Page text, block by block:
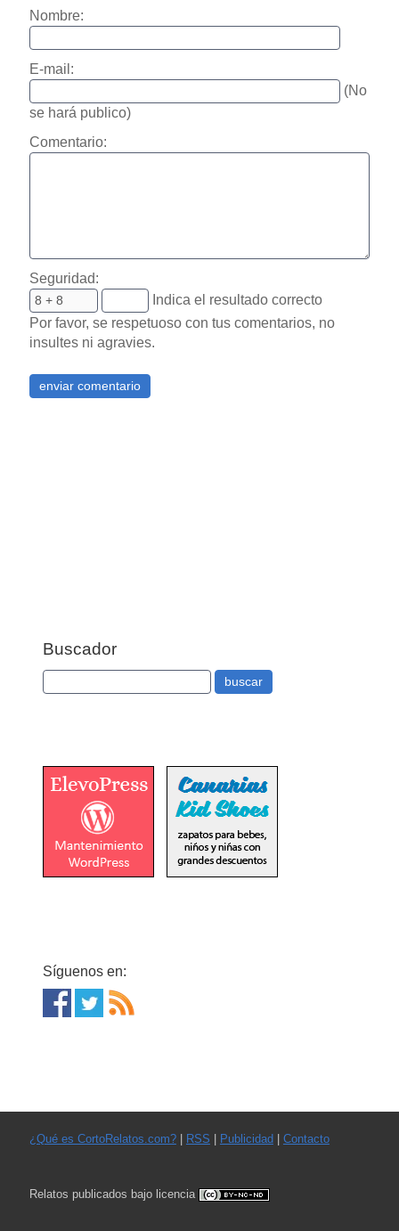
Nombre:
E-mail:
(No
se hará publico)
Comentario:
Seguridad:
Indica el resultado correcto
Por favor, se respetuoso con tus comentarios, no
insultes ni agravies.
Buscador
Síguenos en:
¿Qué es CortoRelatos.com?| RSS Publicidad Contacto
Relatos publicados bajo licencia